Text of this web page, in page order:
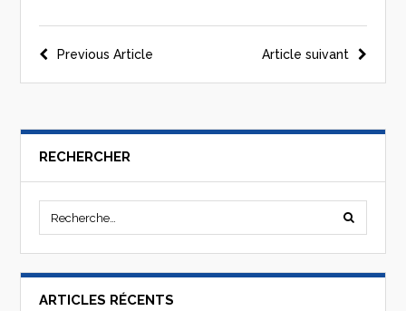
Article suivant
Previous Article
RECHERCHER
ARTICLES RÉCENTS